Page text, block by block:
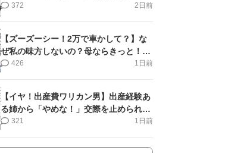
肢がない【第5話まんが】
2日前
372
【ズーズーシー！2万で車かして？】な
ぜ私の味方しないの？母ならきっと！＜
第17話＞#4コマ母道場
1日前
426
【イヤ！出産費ワリカン男】出産経験あ
る姉から「やめな！」交際を止められ＜
第12話＞#4コマ母道場
1日前
321